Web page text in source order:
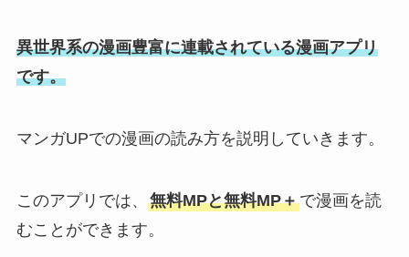
異世界系の漫画豊富に連載されている漫画アプリ
です。
マンガUPでの漫画の読み方を説明していきます。
このアプリでは、 無料MPと無料MP＋で漫画を読
むことができます。